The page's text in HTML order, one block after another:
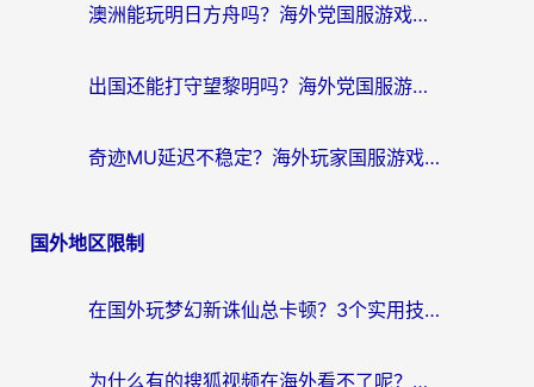
澳洲能玩明日方舟吗？海外党国服游戏畅玩终极指南（附实用加速器选择技巧）
出国还能打守望黎明吗？海外党国服游戏不卡顿的终极解法
奇迹MU延迟不稳定？海外玩家国服游戏加速器终极指南：从卡顿到丝滑的秘密
国外地区限制
在国外玩梦幻新诛仙总卡顿？3个实用技巧解决海外党痛点（附回国加速器选择指南）
为什么有的搜狐视频在海外看不了呢？留学生亲测有效的回国加速攻略